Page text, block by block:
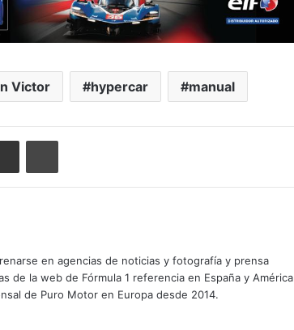
Victor hypercar manual
Compartir por correo electrónicoImprimir
en agencias de noticias y fotografía y prensa
de la web de Fórmula 1 referencia en España y América
de Puro Motor en Europa desde 2014.